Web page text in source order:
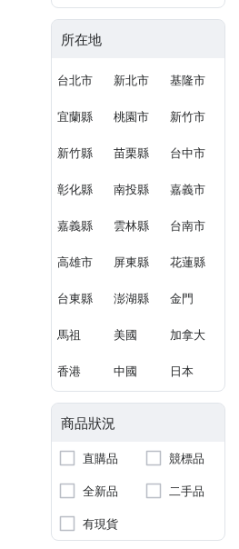
所在地
台北市 新北市 基隆市
宜蘭縣 桃園市 新竹市
新竹縣 苗栗縣 台中市
彰化縣 南投縣 嘉義市
嘉義縣 雲林縣 台南市
高雄市 屏東縣 花蓮縣
台東縣 澎湖縣 金門
馬祖 美國 加拿大
香港 中國 日本
商品狀況
直購品
競標品
全新品
二手品
有現貨